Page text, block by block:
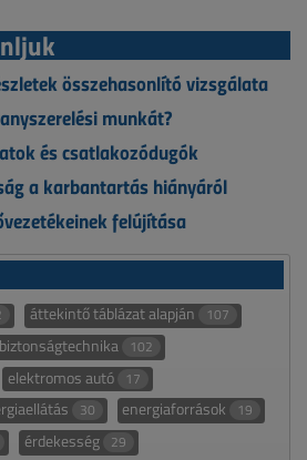
összehasonlító vizsgálata
munkát?
és csatlakozódugók
a karbantartás hiányáról
felújítása
áttekintő táblázat alapján 107
biztonságtechnika 102
elektromos autó 17
30 energiaforrások 19
érdekesség 29